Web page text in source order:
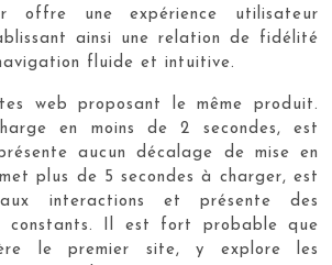
offre une expérience utilisateur
ainsi une relation de fidélité
fluide et intuitive.
web proposant le même produit.
en moins de 2 secondes, est
aucun décalage de mise en
plus de 5 secondes à charger, est
interactions et présente des
constants. Il est fort probable que
le premier site, y explore les